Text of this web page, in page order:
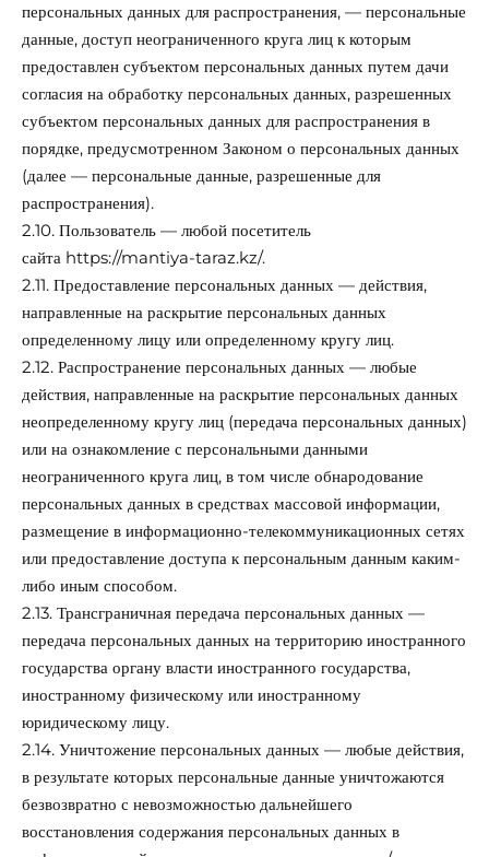
персональных данных для распространения, — персональные
данные, доступ неограниченного круга лиц к которым
предоставлен субъектом персональных данных путем дачи
согласия на обработку персональных данных, разрешенных
субъектом персональных данных для распространения в
порядке, предусмотренном Законом о персональных данных
(далее — персональные данные, разрешенные для
распространения).
2.10. Пользователь — любой посетитель
сайта https://mantiya-taraz.kz/.
2.11. Предоставление персональных данных — действия,
направленные на раскрытие персональных данных
определенному лицу или определенному кругу лиц.
2.12. Распространение персональных данных — любые
действия, направленные на раскрытие персональных данных
неопределенному кругу лиц (передача персональных данных)
или на ознакомление с персональными данными
неограниченного круга лиц, в том числе обнародование
персональных данных в средствах массовой информации,
размещение в информационно-телекоммуникационных сетях
или предоставление доступа к персональным данным каким-
либо иным способом.
2.13. Трансграничная передача персональных данных —
передача персональных данных на территорию иностранного
государства органу власти иностранного государства,
иностранному физическому или иностранному
юридическому лицу.
2.14. Уничтожение персональных данных — любые действия,
в результате которых персональные данные уничтожаются
безвозвратно с невозможностью дальнейшего
восстановления содержания персональных данных в